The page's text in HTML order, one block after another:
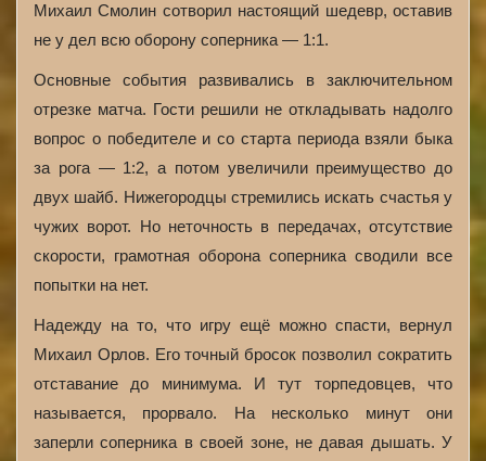
Михаил Смолин сотворил настоящий шедевр, оставив
не у дел всю оборону соперника — 1:1.
Основные события развивались в заключительном
отрезке матча. Гости решили не откладывать надолго
вопрос о победителе и со старта периода взяли быка
за рога — 1:2, а потом увеличили преимущество до
двух шайб. Нижегородцы стремились искать счастья у
чужих ворот. Но неточность в передачах, отсутствие
скорости, грамотная оборона соперника сводили все
попытки на нет.
Надежду на то, что игру ещё можно спасти, вернул
Михаил Орлов. Его точный бросок позволил сократить
отставание до минимума. И тут торпедовцев, что
называется, прорвало. На несколько минут они
заперли соперника в своей зоне, не давая дышать. У